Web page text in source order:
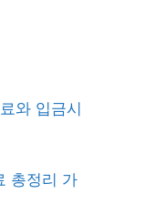
와 입금시
총정리 가